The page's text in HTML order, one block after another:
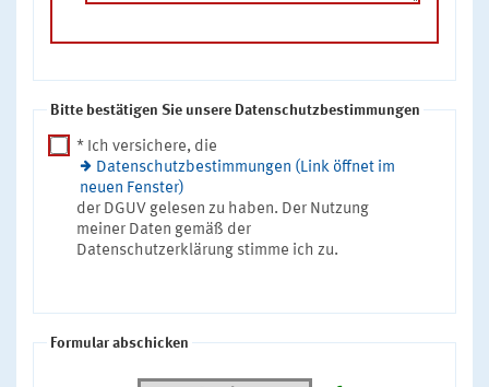
Bitte bestätigen Sie unsere Datenschutzbestimmungen
* Ich versichere, die
Datenschutzbestimmungen (Link öffnet im
neuen Fenster)
der DGUV gelesen zu haben. Der Nutzung
meiner Daten gemäß der
Datenschutzerklärung stimme ich zu.
Formular abschicken